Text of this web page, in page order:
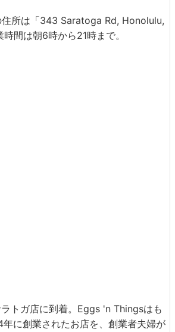
住所は「343 Saratoga Rd, Honolulu,
間は朝6時から21時まで。
トガ店に到着。Eggs 'n Thingsはも
年に創業されたお店を、創業者夫婦が